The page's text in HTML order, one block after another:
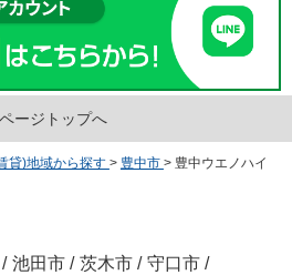
ページトップへ
貸)地域から探す > 豊中市 > 豊中ウエノハイ
/ 池田市 / 茨木市 / 守口市 /